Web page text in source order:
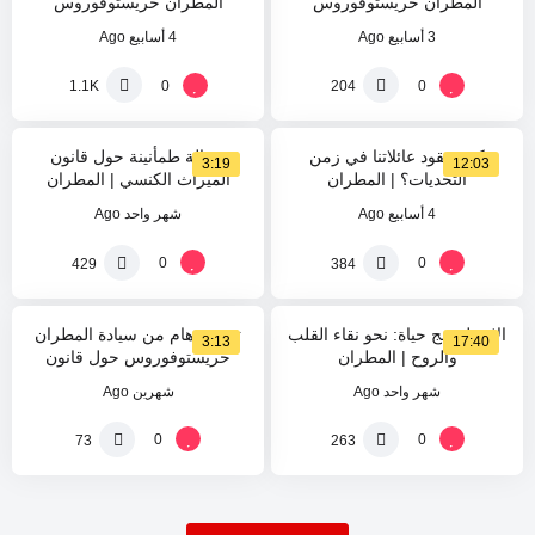
3 أسابيع Ago
0
204
4 أسابيع Ago
0
1.1K
12:03
كيف نقود عائلاتنا في زمن
التحديات؟ | المطران
خريستوفوروس
4 أسابيع Ago
0
384
3:19
95
رسالة طمأنينة حول قانون
الميراث الكنسي | المطران
خريستوفوروس
شهر واحد Ago
0
429
17:40
الإنجيل نهج حياة: نحو نقاء القلب
والروح | المطران
شهر واحد Ago
0
263
3:13
توضيح هام من سيادة المطران
خريستوفوروس حول قانون
بين الذكر والأنثى
شهرين Ago
0
73